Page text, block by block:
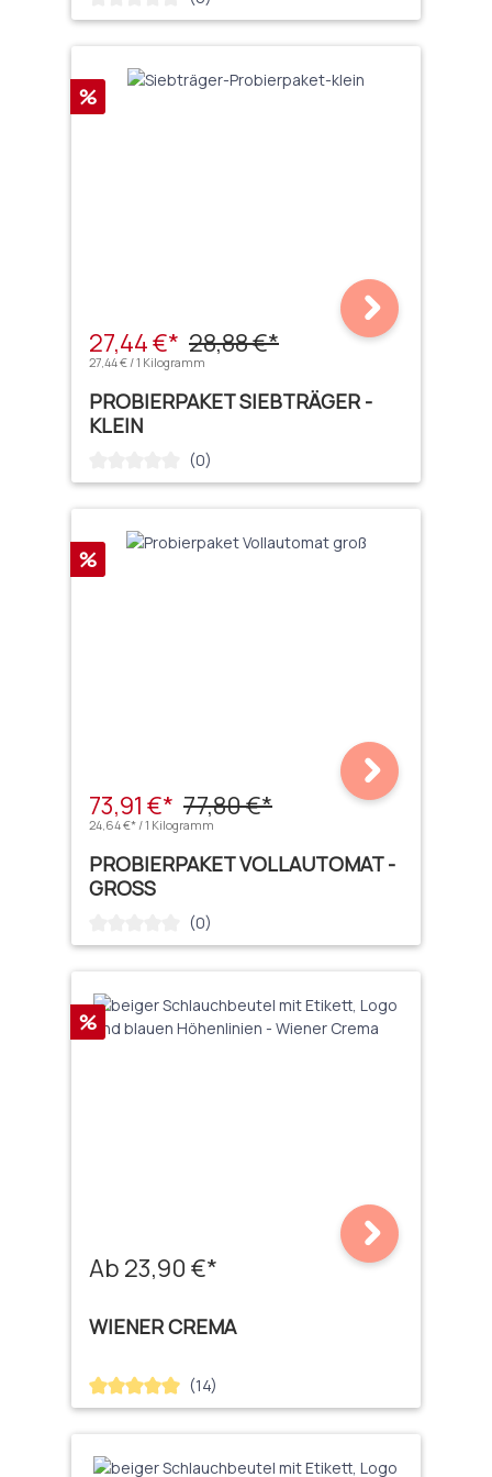
Rabatt
%
27,44 €* 28,88 €*
27,44 € / 1 Kilogramm
PROBIERPAKET SIEBTRÄGER -
KLEIN
Durchschnittliche Bewertung von 0 von 5 Sternen
(0)
Rabatt
%
73,91 €* 77,80 €*
24,64 €* / 1 Kilogramm
PROBIERPAKET VOLLAUTOMAT -
GROSS
Durchschnittliche Bewertung von 0 von 5 Sternen
(0)
Rabatt
%
Ab 23,90 €*
WIENER CREMA
Durchschnittliche Bewertung von 5 von 5 Sternen
(14)